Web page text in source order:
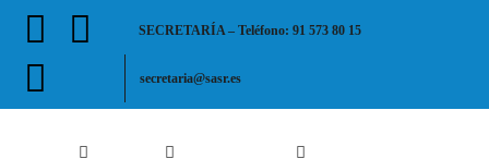
Facebook
Instagram
SECRETARÍA – Teléfono: 91 573 80 15
secretaria@sasr.es